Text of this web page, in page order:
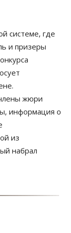
системе, где
и призеры
жюри
информация о
из
набрал